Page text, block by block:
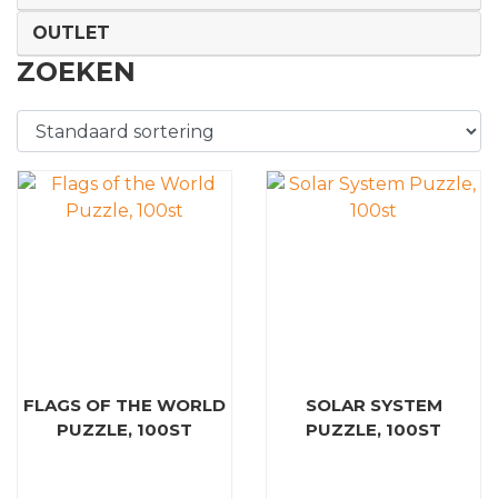
OUTLET
ZOEKEN
FLAGS OF THE WORLD
PUZZLE, 100ST
SOLAR SYSTEM
PUZZLE, 100ST